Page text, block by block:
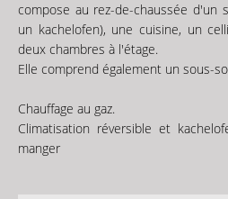
compose au rez-de-chaussée d'un
un kachelofen), une cuisine, un
deux chambres à l'étage.
Elle comprend également un sous-
Chauffage au gaz.
Climatisation réversible et
manger